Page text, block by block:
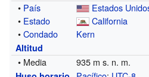
• País
Estados
• Estado
California
•Condado Kern
Altitud
• Media 935 m s. n. m.